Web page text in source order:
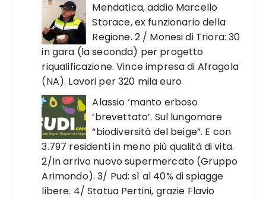
Mendatica, addio Marcello
Storace, ex funzionario della
Regione. 2 / Monesi di Triora: 30
in gara (la seconda) per progetto
riqualificazione. Vince impresa di Afragola
(NA). Lavori per 320 mila euro
Alassio ‘manto erboso
‘brevettato’. Sul lungomare
“biodiversità del beige”. E con
3.797 residenti in meno più qualità di vita.
2/In arrivo nuovo supermercato (Gruppo
Arimondo). 3/ Pud: sì al 40% di spiagge
libere. 4/ Statua Pertini, grazie Flavio